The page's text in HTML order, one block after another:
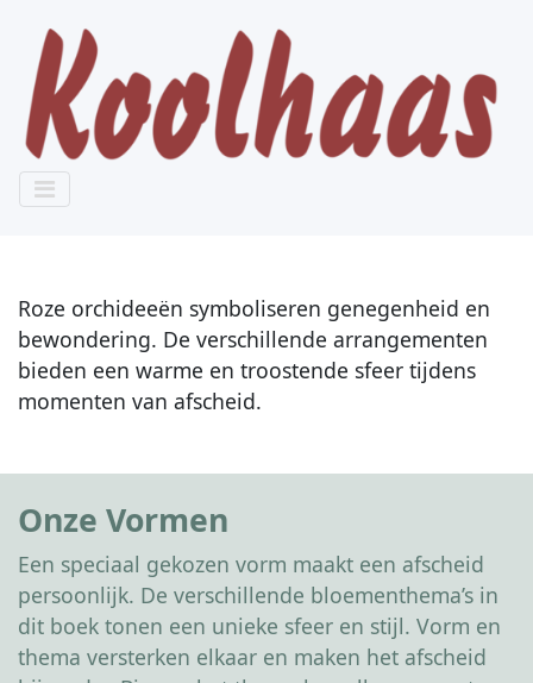
Roze orchideeën symboliseren genegenheid en
bewondering. De verschillende arrangementen
bieden een warme en troostende sfeer tijdens
momenten van afscheid.
Onze Vormen
Een speciaal gekozen vorm maakt een afscheid
persoonlijk. De verschillende bloementhema’s in
dit boek tonen een unieke sfeer en stijl. Vorm en
thema versterken elkaar en maken het afscheid